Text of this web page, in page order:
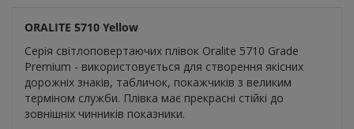
ORALITE 5710 Yellow
Серія світлоповертаючих плівок Oralite 5710 Grade
Premium - використовується для створення якісних
дорожніх знаків, табличок, покажчиків з великим
терміном служби. Плівка має прекрасні стійкі до
зовнішніх чинників показники.